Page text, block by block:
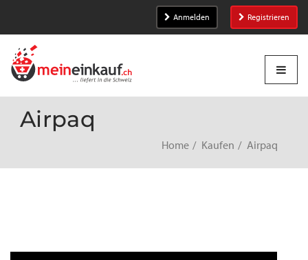
Anmelden Registrieren
Airpaq
Home Kaufen Airpaq